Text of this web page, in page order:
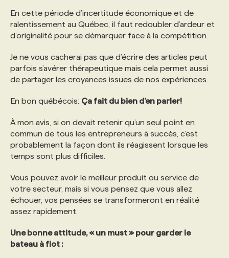
TENDANCES
ÉVÉNEMENTIEL
NOS AUTEUR‧RICES
ANNONCEZ AVEC NOUS
NOS FORMATEUR‧RICES
POURQUOI CHOISIR NOS FORMATIONS
NOS TARIFS
PROGRAMMES DE SUBVENTIONS
FAQ
ANNONCEZ AVEC NOUS
NOS EXPERTISES
FAQ
ANNONCEZ AVEC NOUS
En cette période d’incertitude économique et de
ralentissement au Québec, il faut redoubler d’ardeur et
d’originalité pour se démarquer face à la compétition.
Je ne vous cacherai pas que d’écrire des articles peut
parfois s’avérer thérapeutique mais cela permet aussi
de partager les croyances issues de nos expériences.
En bon québécois: Ça fait du bien d’en parler!
À mon avis, si on devait retenir qu’un seul point en
commun de tous les entrepreneurs à succès, c’est
probablement la façon dont ils réagissent lorsque les
temps sont plus difficiles.
Vous pouvez avoir le meilleur produit ou service de
votre secteur, mais si vous pensez que vous allez
échouer, vos pensées se transformeront en réalité
assez rapidement.
Une bonne attitude, « un must » pour garder le
bateau à flot :